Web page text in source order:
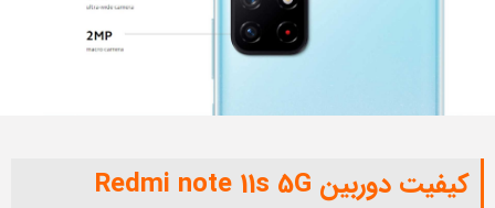
کیفیت دوربین Redmi note 11s 5G